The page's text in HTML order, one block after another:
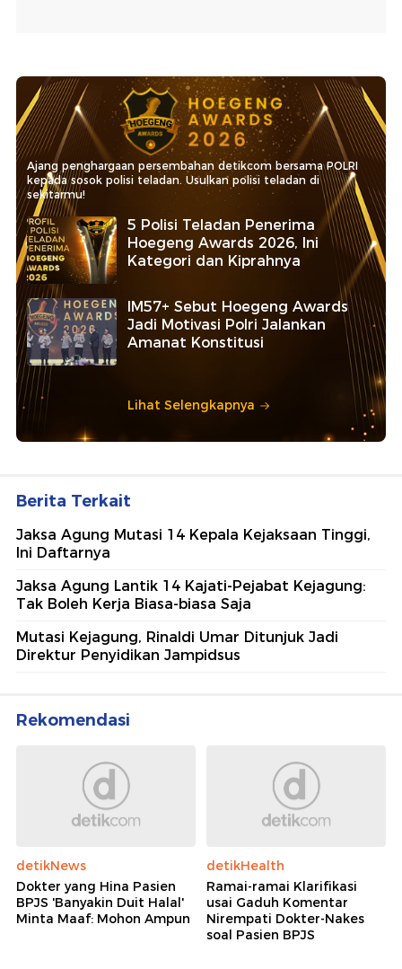
Ajang penghargaan persembahan detikcom bersama POLRI
kepada sosok polisi teladan. Usulkan polisi teladan di
sekitarmu!
5 Polisi Teladan Penerima
Hoegeng Awards 2026, Ini
Kategori dan Kiprahnya
IM57+ Sebut Hoegeng Awards
Jadi Motivasi Polri Jalankan
Amanat Konstitusi
Lihat Selengkapnya
Berita Terkait
Jaksa Agung Mutasi 14 Kepala Kejaksaan Tinggi,
Ini Daftarnya
Jaksa Agung Lantik 14 Kajati-Pejabat Kejagung:
Tak Boleh Kerja Biasa-biasa Saja
Mutasi Kejagung, Rinaldi Umar Ditunjuk Jadi
Direktur Penyidikan Jampidsus
Rekomendasi
detikNews
Dokter yang Hina Pasien
BPJS 'Banyakin Duit Halal'
Minta Maaf: Mohon Ampun
detikHealth
Ramai-ramai Klarifikasi
usai Gaduh Komentar
Nirempati Dokter-Nakes
soal Pasien BPJS